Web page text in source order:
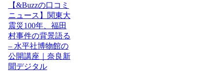
【&Buzzの口コミ
ニュース】関東大
震災100年、福田
村事件の背景語る
– 水平社博物館の
公開講座｜奈良新
聞デジタル